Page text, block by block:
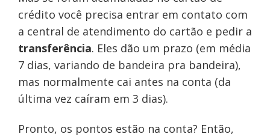
crédito você precisa entrar em contato com
a central de atendimento do cartão e pedir a
transferência. Eles dão um prazo (em média
7 dias, variando de bandeira pra bandeira),
mas normalmente cai antes na conta (da
última vez caíram em 3 dias).
Pronto, os pontos estão na conta? Então,